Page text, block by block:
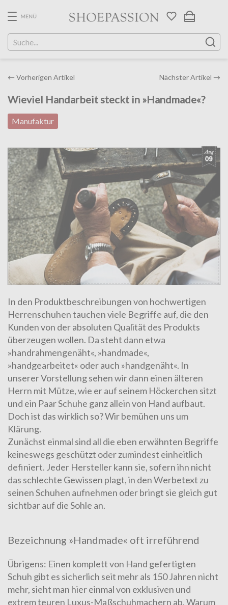
content
MENÜ
Post
← Vorherigen Artikel Nächster Artikel →
Wieviel Handarbeit steckt in »Handmade«?
Manufaktur
In den Produktbeschreibungen von hochwertigen
Herrenschuhen tauchen viele Begriffe auf, die den
Kunden von der absoluten Qualität des Produkts
überzeugen wollen. Da steht dann etwa
»handrahmengenäht«, »handmade«,
»handgearbeitet« oder auch »handgenäht«. In
unserer Vorstellung sehen wir dann einen älteren
Herrn mit Mütze, wie er auf seinem Höckerchen sitzt
und ein Paar Schuhe ganz allein von Hand aufbaut.
Doch ist das wirklich so? Wir bemühen uns um
Klärung.
Zunächst einmal sind all die eben erwähnten Begriffe
keineswegs geschützt oder zumindest einheitlich
definiert. Jeder Hersteller kann sie, sofern ihn nicht
das schlechte Gewissen plagt, in den Werbetext zu
seinen Schuhen aufnehmen oder bringt sie gleich gut
sichtbar auf die Sohle an.
Bezeichnung »Handmade« oft irreführend
Übrigens: Einen komplett von Hand gefertigten
Schuh gibt es sicherlich seit mehr als 150 Jahren nicht
mehr, sieht man hier einmal von exklusiven und
extrem teuren Luxus-Maßschuhmachern ab. Warum